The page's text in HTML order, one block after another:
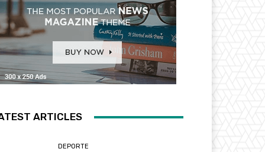
ARTICLES
DEPORTE